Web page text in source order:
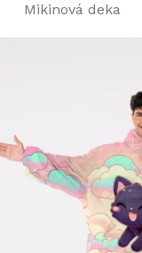
Mikinová deka